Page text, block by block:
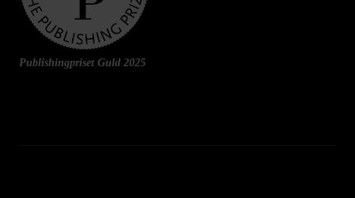
Publishingpriset Guld 2025